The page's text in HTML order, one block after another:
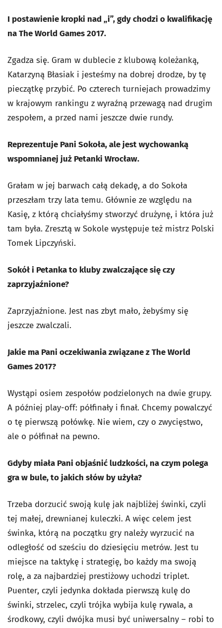
I postawienie kropki nad „i”, gdy chodzi o kwalifikację
na The World Games 2017.
Zgadza się. Gram w dublecie z klubową koleżanką,
Katarzyną Błasiak i jesteśmy na dobrej drodze, by tę
pieczątkę przybić. Po czterech turniejach prowadzimy
w krajowym rankingu z wyraźną przewagą nad drugim
zespołem, a przed nami jeszcze dwie rundy.
Reprezentuje Pani Sokoła, ale jest wychowanką
wspomnianej już Petanki Wrocław.
Grałam w jej barwach całą dekadę, a do Sokoła
przeszłam trzy lata temu. Głównie ze względu na
Kasię, z którą chciałyśmy stworzyć drużynę, i która już
tam była. Zresztą w Sokole występuje też mistrz Polski
Tomek Lipczyński.
Sokół i Petanka to kluby zwalczające się czy
zaprzyjaźnione?
Zaprzyjaźnione. Jest nas zbyt mało, żebyśmy się
jeszcze zwalczali.
Jakie ma Pani oczekiwania związane z The World
Games 2017?
Wystąpi osiem zespołów podzielonych na dwie grupy.
A później play-off: półfinały i finał. Chcemy powalczyć
o tę pierwszą połówkę. Nie wiem, czy o zwycięstwo,
ale o półfinał na pewno.
Gdyby miała Pani objaśnić ludzkości, na czym polega
gra w bule, to jakich słów by użyła?
Trzeba dorzucić swoją kulę jak najbliżej świnki, czyli
tej małej, drewnianej kuleczki. A więc celem jest
świnka, którą na początku gry należy wyrzucić na
odległość od sześciu do dziesięciu metrów. Jest tu
miejsce na taktykę i strategię, bo każdy ma swoją
rolę, a za najbardziej prestiżowy uchodzi triplet.
Puenter, czyli jedynka dokłada pierwszą kulę do
świnki, strzelec, czyli trójka wybija kulę rywala, a
środkowy, czyli dwójka musi być uniwersalny – robi to